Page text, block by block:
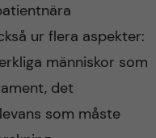
ur flera aspekter:
människor som
det
som måste